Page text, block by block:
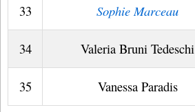
33 Sophie Marceau
34 Valeria Bruni Tedeschi
35 Vanessa Paradis